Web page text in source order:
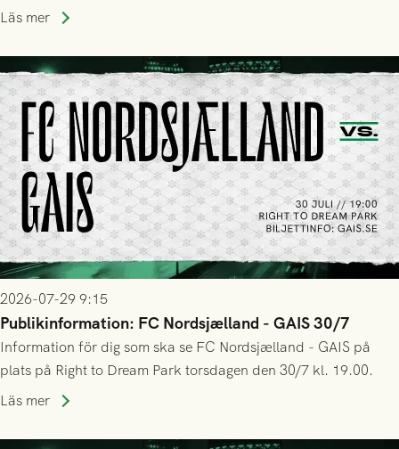
Park! Fredrik Holmberg och ledarstaben har tagit ut följande
Läs mer
2026-07-29 9:15
Publikinformation: FC Nordsjælland - GAIS 30/7
Information för dig som ska se FC Nordsjælland - GAIS på
plats på Right to Dream Park torsdagen den 30/7 kl. 19.00.
Läs mer